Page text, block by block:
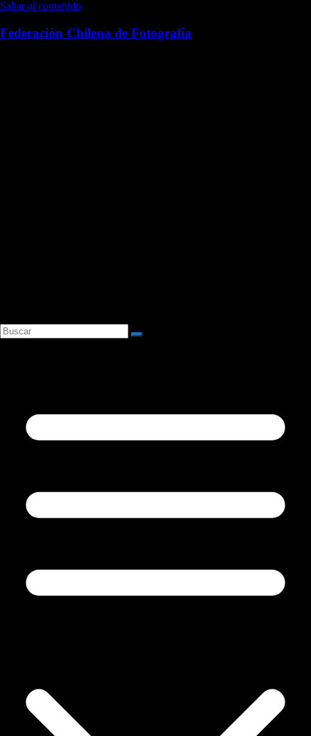
Saltar al contenido
Federación Chilena de Fotografía